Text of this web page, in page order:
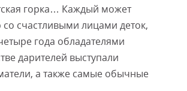
горка… Каждый может
счастливыми лицами деток,
года обладателями
дарителей выступали
а также самые обычные